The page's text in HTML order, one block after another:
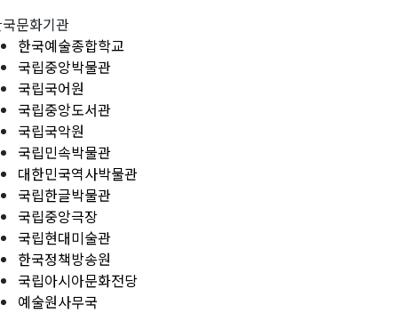
문화기관
한국예술종합학교
국립중앙박물관
국립국어원
국립중앙도서관
국립국악원
국립민속박물관
대한민국역사박물관
국립한글박물관
국립중앙극장
국립현대미술관
한국정책방송원
국립아시아문화전당
예술원사무국